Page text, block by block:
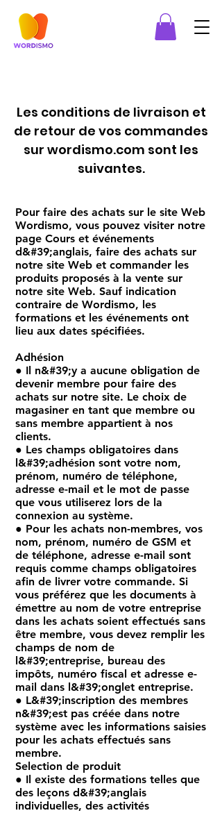
Les conditions de livraison et
de retour de vos commandes
sur wordismo.com sont les
suivantes.
Pour faire des achats sur le site Web
Wordismo, vous pouvez visiter notre
page Cours et événements
d&#39;anglais, faire des achats sur
notre site Web et commander les
produits proposés à la vente sur
notre site Web. Sauf indication
contraire de Wordismo, les
formations et les événements ont
lieu aux dates spécifiées.
Adhésion
● Il n&#39;y a aucune obligation de
devenir membre pour faire des
achats sur notre site. Le choix de
magasiner en tant que membre ou
sans membre appartient à nos
clients.
● Les champs obligatoires dans
l&#39;adhésion sont votre nom,
prénom, numéro de téléphone,
adresse e-mail et le mot de passe
que vous utiliserez lors de la
connexion au système.
● Pour les achats non-membres, vos
nom, prénom, numéro de GSM et
de téléphone, adresse e-mail sont
requis comme champs obligatoires
afin de livrer votre commande. Si
vous préférez que les documents à
émettre au nom de votre entreprise
dans les achats soient effectués sans
être membre, vous devez remplir les
champs de nom de
l&#39;entreprise, bureau des
impôts, numéro fiscal et adresse e-
mail dans l&#39;onglet entreprise.
● L&#39;inscription des membres
n&#39;est pas créée dans notre
système avec les informations saisies
pour les achats effectués sans
membre.
Selection de produit
● Il existe des formations telles que
des leçons d&#39;anglais
individuelles, des activités